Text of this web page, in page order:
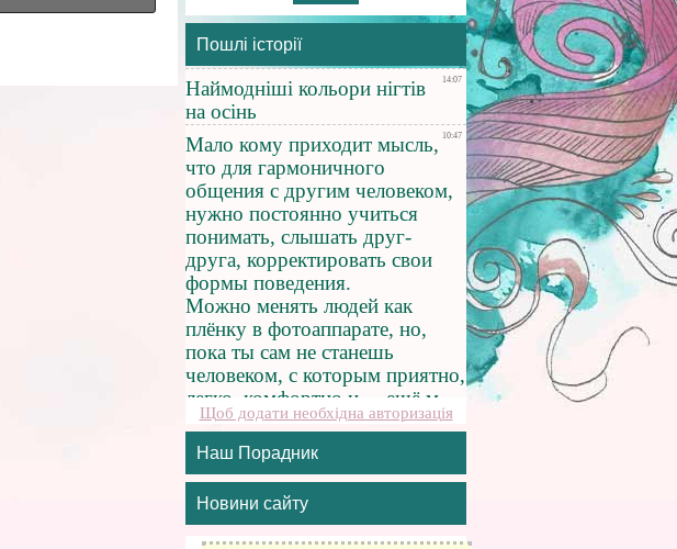
Пошлі історії
Щоб додати необхідна авторизація
Наш Порадник
Новини сайту